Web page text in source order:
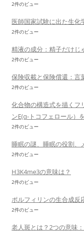
2件のビュー
医師国家試験に出た生化
2件のビュー
精液の成分：精子だけじ
2件のビュー
保険収載と保険償還：言
2件のビュー
化合物の構造式を描く
ンE(α-トコフェロール）
2件のビュー
睡眠の謎、睡眠の役割、
2件のビュー
H3K4me3の意味は？
2件のビュー
ポルフィリンの生合成反
2件のビュー
老人斑とは？2つの意味